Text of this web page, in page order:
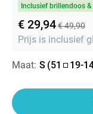
Inclusief brillendoos
€ 29,94€ 49,90
Prijs is inclusief
Maat: S (51 19-